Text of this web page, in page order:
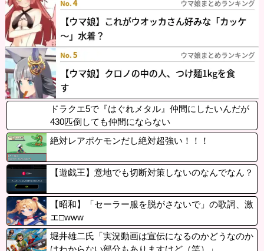
ドラクエ5で『はぐれメタル』仲間にしたいんだが
430匹倒しても仲間にならない
絶対レアポケモンだし絶対超強い！！！
【遊戯王】意地でも切断対策しないのなんでなん？
【昭和】「セーラー服を脱がさないで」の歌詞、激
エ□www
堀井雄二氏「実況動画は宣伝になるのかどうなのか
はわからない部分もありますけど（笑）」